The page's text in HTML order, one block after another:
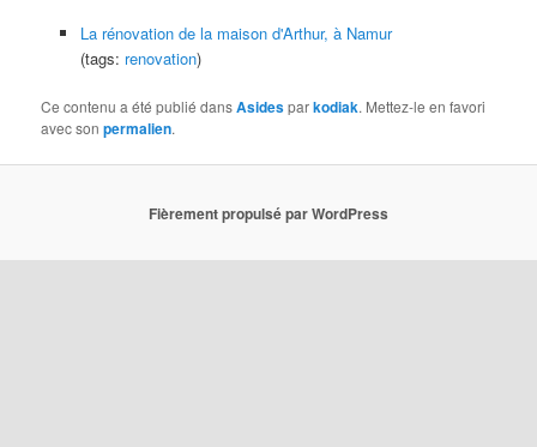
La rénovation de la maison d'Arthur, à Namur
(tags: renovation)
Ce contenu a été publié dansAsidesparkodiak. Mettez-le en favori
avec sonpermalien.
Fièrement propulsé par WordPress